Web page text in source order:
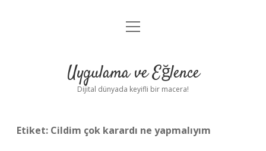
Anasayfa
Yasal Uyarı
menüyü
Uygulama ve Eğlence
Dijital dünyada keyifli bir macera!
Etiket: Cildim çok karardı ne yapmalıyım